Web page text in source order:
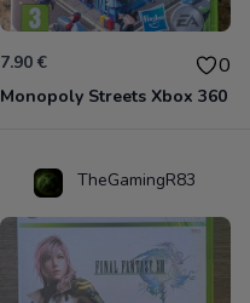
7.90 € 0
Monopoly Streets Xbox 360
TheGamingR83